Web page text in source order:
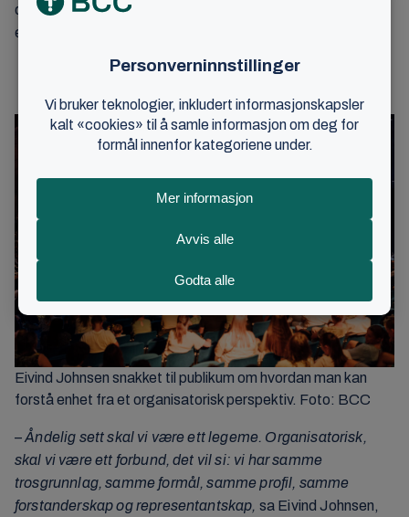
demonstrere den enheten som Jesus ber om i Johannes’
evangelium 17.
Les også: Den beste hjelpen vi kan gi
Eivind Johnsen snakket til publikum om hvordan man kan
forstå enhet fra et organisatorisk perspektiv. Foto: BCC
–Åndelig sett skal vi være ett legeme. Organisatorisk,
skal vi være ett forbund, det vil si: vi har samme
trosgrunnlag, samme formål, samme profil, samme
forstanderskap og representantskap, sa Eivind Johnsen,